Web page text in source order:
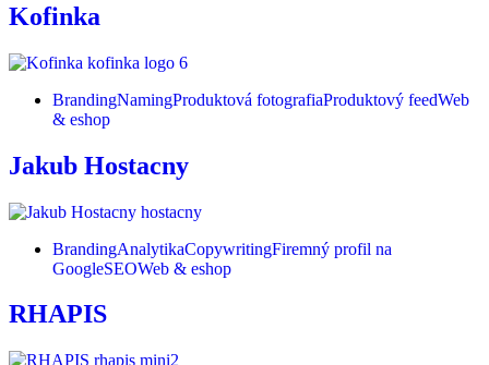
Kofinka
BrandingNamingProduktová fotografiaProduktový feedWeb
& eshop
Jakub Hostacny
BrandingAnalytikaCopywritingFiremný profil na
GoogleSEOWeb & eshop
RHAPIS